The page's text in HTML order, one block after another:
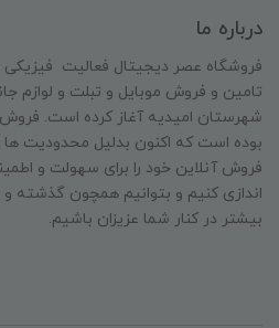
درباره ما
تامین و‌ فروش موبایل و تبلت و لوازم
شهرستان امیدیه آغاز کرده است. فروش
بوده است که اکنون بدلیل محدودیت
فروش آنلاین خود را برای سهولت و
اندازی کنیم و بتوانیم همچون گذشته
بیشتر در کنار شما عزیزان باشیم.